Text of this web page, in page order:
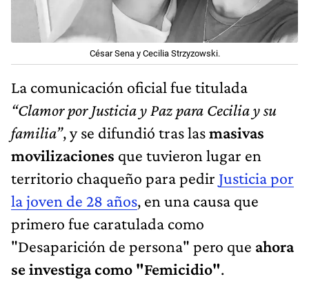
César Sena y Cecilia Strzyzowski.
La comunicación oficial fue titulada
“Clamor por Justicia y Paz para Cecilia y su
familia”, y se difundió tras lasmasivas
movilizaciones que tuvieron lugar en
territorio chaqueño para pedir Justicia por
la joven de 28 años, en una causa que
primero fue caratulada como
"Desaparición de persona" pero que ahora
se investiga como "Femicidio".